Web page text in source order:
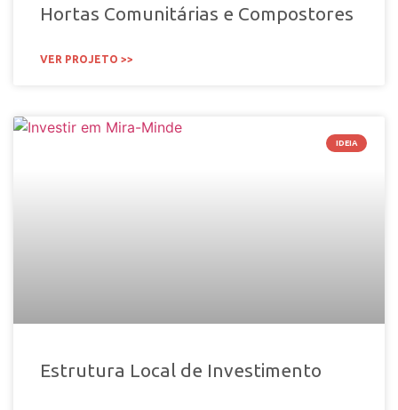
Hortas Comunitárias e Compostores
VER PROJETO >>
IDEIA
Estrutura Local de Investimento